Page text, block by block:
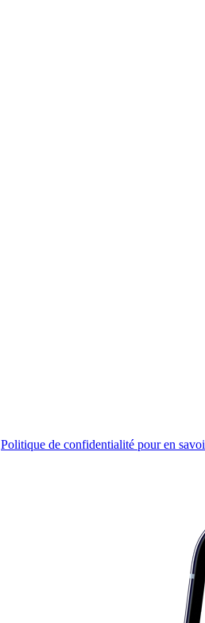
Politique de confidentialité pour en